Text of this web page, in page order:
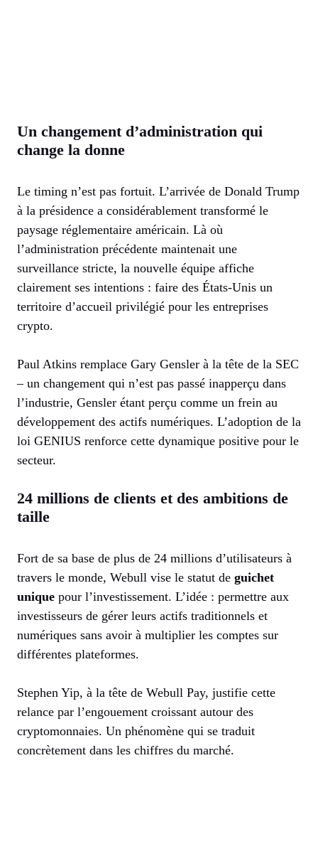
Un changement d’administration qui
change la donne
Le timing n’est pas fortuit. L’arrivée de Donald Trump
à la présidence a considérablement transformé le
paysage réglementaire américain. Là où
l’administration précédente maintenait une
surveillance stricte, la nouvelle équipe affiche
clairement ses intentions : faire des États-Unis un
territoire d’accueil privilégié pour les entreprises
crypto.
Paul Atkins remplace Gary Gensler à la tête de la SEC
– un changement qui n’est pas passé inapperçu dans
l’industrie, Gensler étant perçu comme un frein au
développement des actifs numériques. L’adoption de la
loi GENIUS renforce cette dynamique positive pour le
secteur.
24 millions de clients et des ambitions de
taille
Fort de sa base de plus de 24 millions d’utilisateurs à
travers le monde, Webull vise le statut de guichet
unique pour l’investissement. L’idée : permettre aux
investisseurs de gérer leurs actifs traditionnels et
numériques sans avoir à multiplier les comptes sur
différentes plateformes.
Stephen Yip, à la tête de Webull Pay, justifie cette
relance par l’engouement croissant autour des
cryptomonnaies. Un phénomène qui se traduit
concrètement dans les chiffres du marché.